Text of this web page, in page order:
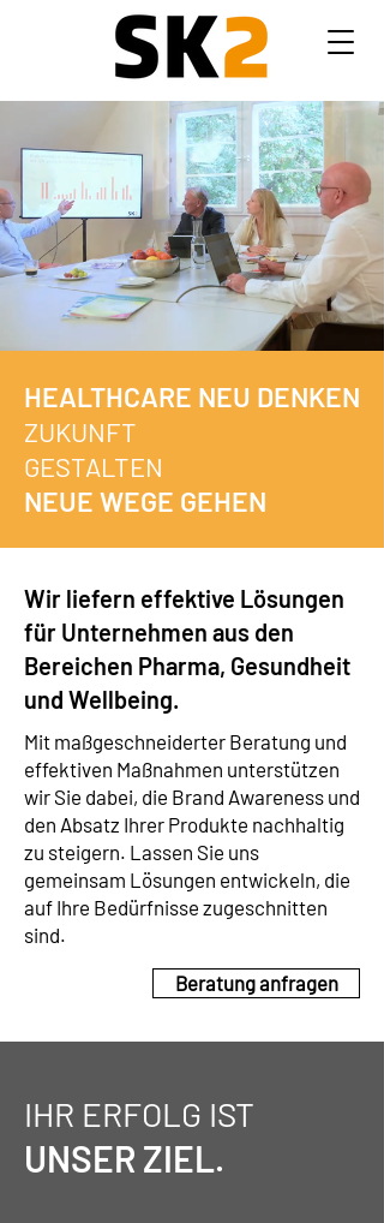
HEALTHCARE NEU DENKEN
ZUKUNFT
GESTALTEN
NEUE WEGE GEHEN
Wir liefern effektive Lösungen
für Unternehmen aus den
Bereichen Pharma, Gesundheit
und Wellbeing.
Mit maßgeschneiderter Beratung und
effektiven Maßnahmen unterstützen
wir Sie dabei, die Brand Awareness und
den Absatz Ihrer Produkte nachhaltig
zu steigern. Lassen Sie uns
gemeinsam Lösungen entwickeln, die
auf Ihre Bedürfnisse zugeschnitten
sind.
Beratung anfragen
IHR ERFOLG IST
UNSER ZIEL.